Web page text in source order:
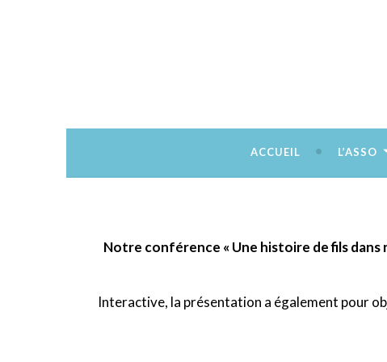
Citémômes
ACCUEIL L’ASSO
Notre conférence « Une histoire de fils
Interactive, la présentation a également pour